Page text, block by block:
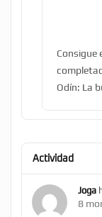
Consigue
Odín: La
Actividad
Joga
8